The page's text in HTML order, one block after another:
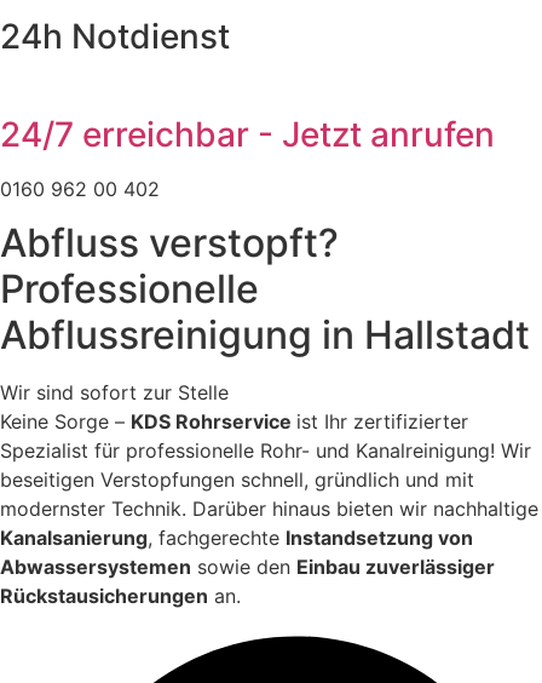
24h Notdienst
24/7 erreichbar - Jetzt anrufen
0160 962 00 402
Abfluss verstopft?
Professionelle
Abflussreinigung in Hallstadt
Wir sind sofort zur Stelle
Keine Sorge – KDS Rohrservice ist Ihr zertifizierter
Spezialist für professionelle Rohr- und Kanalreinigung! Wir
beseitigen Verstopfungen schnell, gründlich und mit
modernster Technik. Darüber hinaus bieten wir nachhaltige
Kanalsanierung, fachgerechte Instandsetzung von
Abwassersystemen sowie den Einbau zuverlässiger
Rückstausicherungen an.